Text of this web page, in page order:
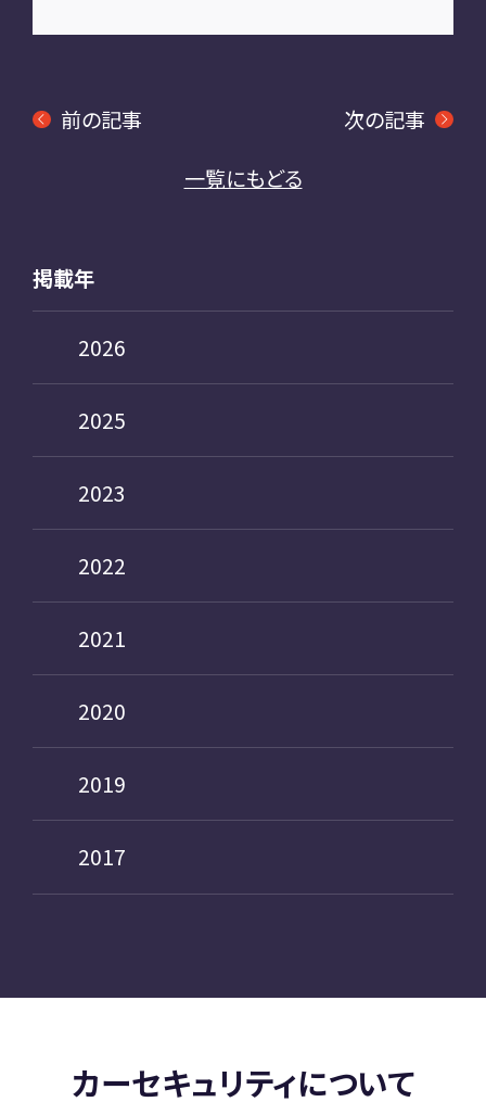
前の記事
一覧にもどる
次の記事
掲載年
2026
2025
2023
2022
2021
2020
2019
2017
カーセキュリティについて